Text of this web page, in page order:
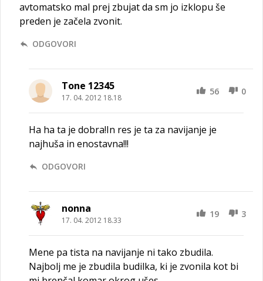
avtomatsko mal prej zbujat da sm jo izklopu še
preden je začela zvonit.
ODGOVORI
Tone 12345
17. 04. 2012 18.18
56 0
Ha ha ta je dobra!In res je ta za navijanje je
najhuša in enostavna!!!
ODGOVORI
nonna
17. 04. 2012 18.33
19 3
Mene pa tista na navijanje ni tako zbudila.
Najbolj me je zbudila budilka, ki je zvonila kot bi